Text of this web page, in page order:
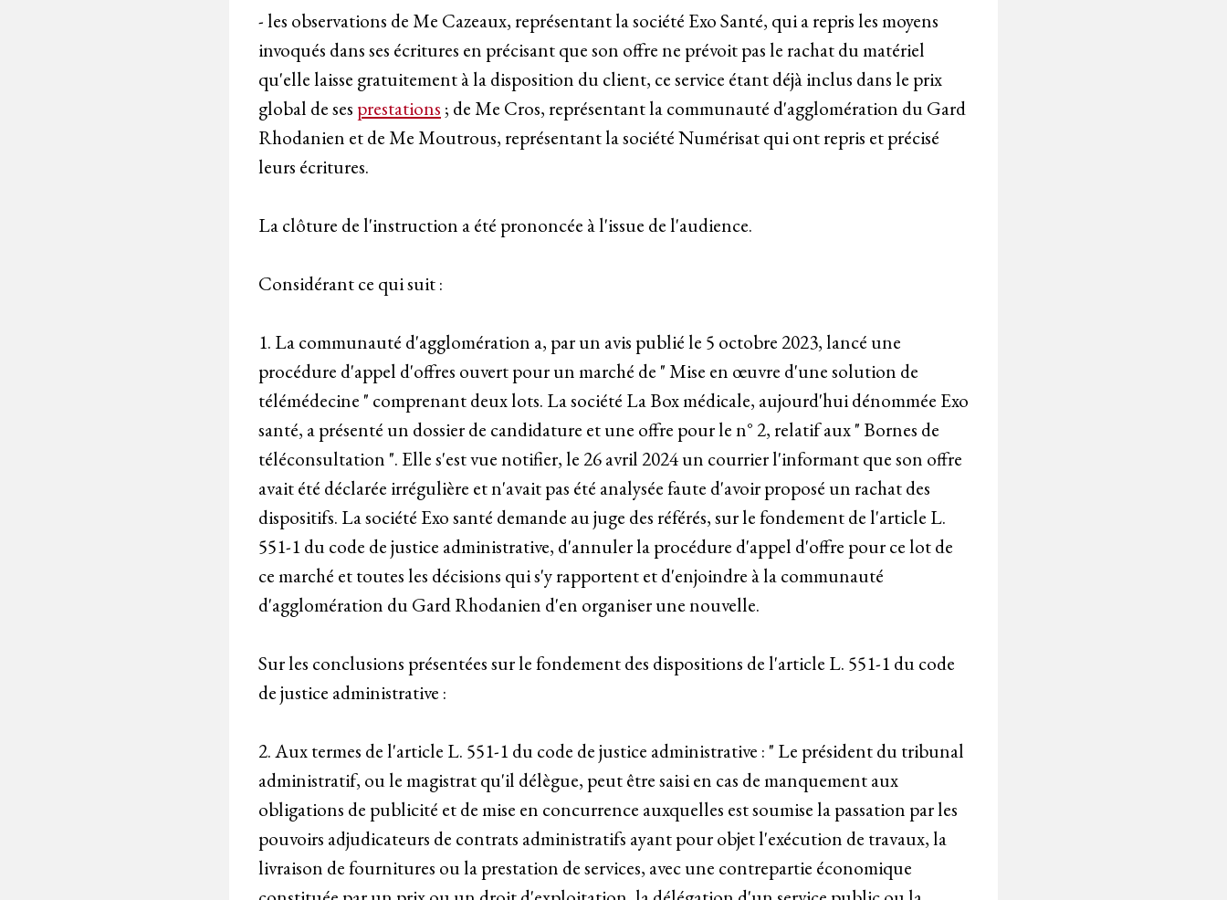
- les observations de Me Cazeaux, représentant la société Exo Santé, qui a repris les moyens
invoqués dans ses écritures en précisant que son offre ne prévoit pas le rachat du matériel
qu'elle laisse gratuitement à la disposition du client, ce service étant déjà inclus dans le prix
global de ses prestations ; de Me Cros, représentant la communauté d'agglomération du Gard
Rhodanien et de Me Moutrous, représentant la société Numérisat qui ont repris et précisé
leurs écritures.
La clôture de l'instruction a été prononcée à l'issue de l'audience.
Considérant ce qui suit :
1. La communauté d'agglomération a, par un avis publié le 5 octobre 2023, lancé une
procédure d'appel d'offres ouvert pour un marché de " Mise en œuvre d'une solution de
télémédecine " comprenant deux lots. La société La Box médicale, aujourd'hui dénommée Exo
santé, a présenté un dossier de candidature et une offre pour le n° 2, relatif aux " Bornes de
téléconsultation ". Elle s'est vue notifier, le 26 avril 2024 un courrier l'informant que son offre
avait été déclarée irrégulière et n'avait pas été analysée faute d'avoir proposé un rachat des
dispositifs. La société Exo santé demande au juge des référés, sur le fondement de l'article L.
551-1 du code de justice administrative, d'annuler la procédure d'appel d'offre pour ce lot de
ce marché et toutes les décisions qui s'y rapportent et d'enjoindre à la communauté
d'agglomération du Gard Rhodanien d'en organiser une nouvelle.
Sur les conclusions présentées sur le fondement des dispositions de l'article L. 551-1 du code
de justice administrative :
2. Aux termes de l'article L. 551-1 du code de justice administrative : " Le président du tribunal
administratif, ou le magistrat qu'il délègue, peut être saisi en cas de manquement aux
obligations de publicité et de mise en concurrence auxquelles est soumise la passation par les
pouvoirs adjudicateurs de contrats administratifs ayant pour objet l'exécution de travaux, la
livraison de fournitures ou la prestation de services, avec une contrepartie économique